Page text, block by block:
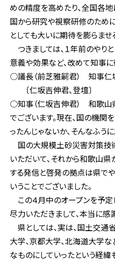
めの精度を高めたり、全国各
国から研究や視察研修のため
としても大いに期待を膨らませ
つきましては、１年前のやり
意義や効果など、改めて知事
○議長（前芝雅嗣君） 知事仁
〔仁坂吉伸君、登壇〕
○知事（仁坂吉伸君） 和歌山
でございます。現在、国の機関
ったんじゃないか、そんなふうに
国の大規模土砂災害対策技
いただいて、それから和歌山
する発信と啓発の拠点は県で
いうことでございました。
この４月中のオープンを予定
尽力いただきまして、本当に感
県としては、実は、国土交通
大学、京都大学、北海道大学
なものにしていったという経